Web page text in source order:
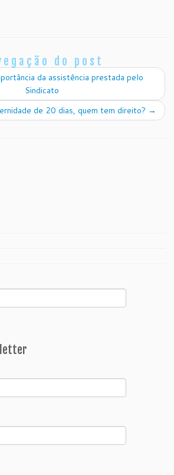
do post
da assistência prestada pelo
Sindicato
de 20 dias, quem tem direito? →